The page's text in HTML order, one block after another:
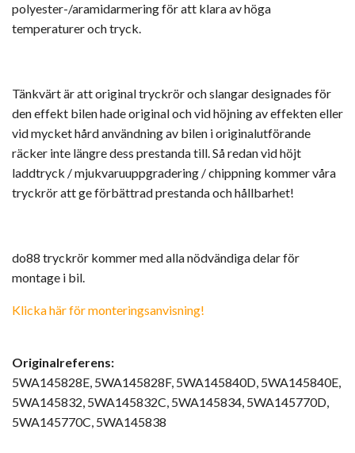
polyester-/aramidarmering för att klara av höga
temperaturer och tryck.
Tänkvärt är att original tryckrör och slangar designades för
den effekt bilen hade original och vid höjning av effekten eller
vid mycket hård användning av bilen i originalutförande
räcker inte längre dess prestanda till. Så redan vid höjt
laddtryck / mjukvaruuppgradering / chippning kommer våra
tryckrör att ge förbättrad prestanda och hållbarhet!
do88 tryckrör kommer med alla nödvändiga delar för
montage i bil.
Klicka här för monteringsanvisning!
Originalreferens:
5WA145828E, 5WA145828F, 5WA145840D, 5WA145840E,
5WA145832, 5WA145832C, 5WA145834, 5WA145770D,
5WA145770C, 5WA145838